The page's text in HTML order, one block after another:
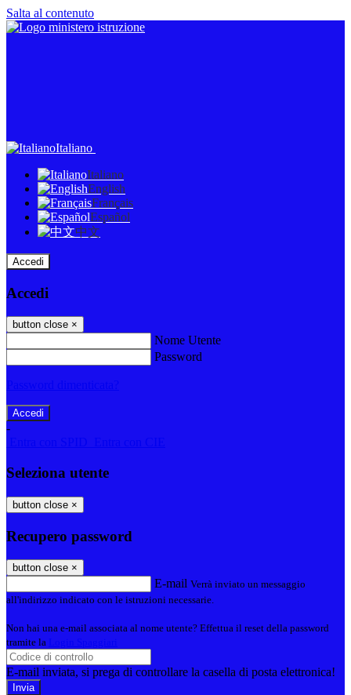
Salta al contenuto
Italiano
Italiano
English
Français
Español
中文
Accedi
Accedi
button close ×
Nome Utente
Password
-
Seleziona utente
button close ×
Recupero password
button close ×
E-mail Verrà inviato un messaggio
all'indirizzo indicato con le istruzioni necessarie.
Non hai una e-mail associata al nome utente? Effettua il reset della password
tramite la
E-mail inviata, si prega di controllare la casella di posta elettronica!